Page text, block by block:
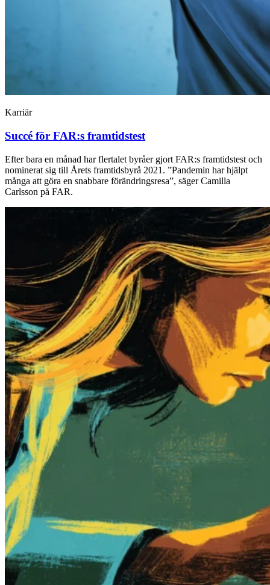
Karriär
Succé för FAR:s framtidstest
Efter bara en månad har flertalet byråer gjort FAR:s framtidstest och
nominerat sig till Årets framtidsbyrå 2021. ”Pandemin har hjälpt
många att göra en snabbare förändringsresa”, säger Camilla
Carlsson på FAR.